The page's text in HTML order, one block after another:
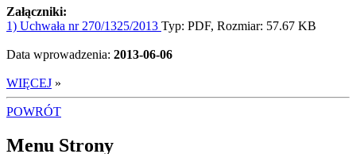
Załączniki:
1) Uchwała nr 270/1325/2013 Typ: PDF, Rozmiar: 57.67 KB
Data wprowadzenia: 2013-06-06
WIĘCEJ »
POWRÓT
Menu Strony